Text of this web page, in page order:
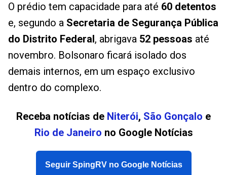
O prédio tem capacidade para até 60 detentos
e, segundo a Secretaria de Segurança Pública
do Distrito Federal, abrigava 52 pessoas até
novembro. Bolsonaro ficará isolado dos
demais internos, em um espaço exclusivo
dentro do complexo.
Receba notícias de Niterói, São Gonçalo e
Rio de Janeiro no Google Notícias
Seguir SpingRV no Google Notícias